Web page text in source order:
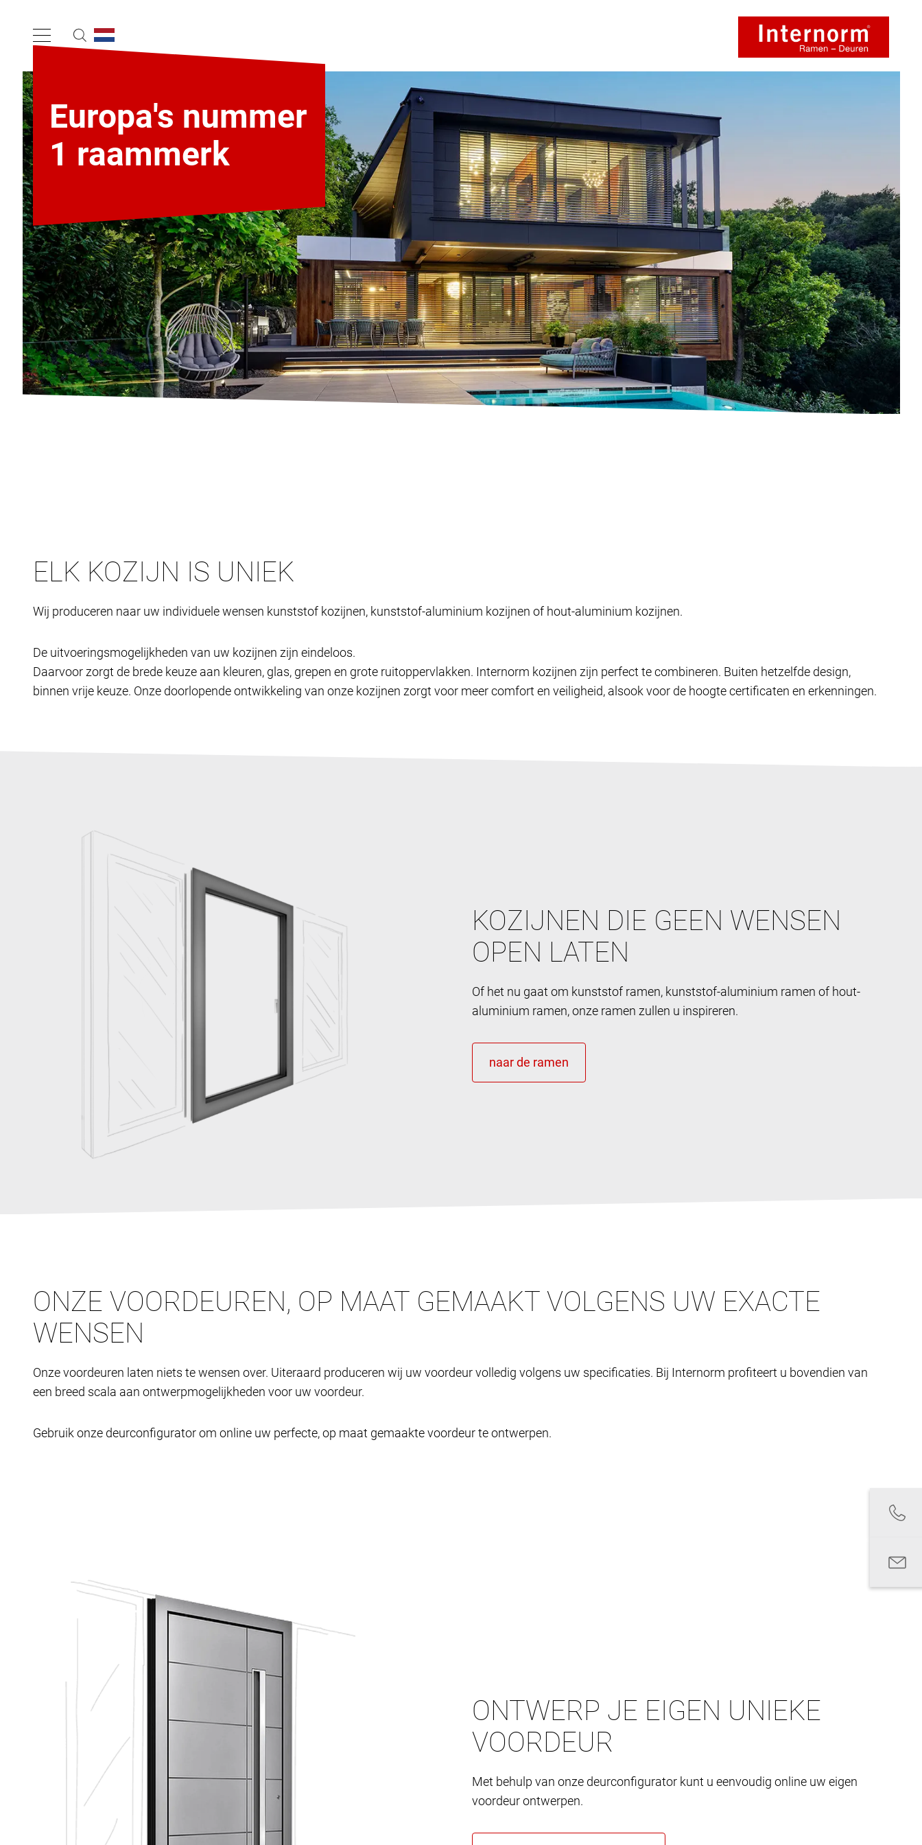
Europa's nummer
1 raammerk
ELK KOZIJN IS UNIEK
Wij produceren naar uw individuele wensen kunststof kozijnen, kunststof-aluminium kozijnen of hout-aluminium kozijnen.
De uitvoeringsmogelijkheden van uw kozijnen zijn eindeloos.
Daarvoor zorgt de brede keuze aan kleuren, glas, grepen en grote ruitoppervlakken. Internorm kozijnen zijn perfect te combineren. Buiten hetzelfde design,
binnen vrije keuze. Onze doorlopende ontwikkeling van onze kozijnen zorgt voor meer comfort en veiligheid, alsook voor de hoogte certificaten en erkenningen.
KOZIJNEN DIE GEEN WENSEN
OPEN LATEN
Of het nu gaat om kunststof ramen, kunststof-aluminium ramen of hout-
aluminium ramen, onze ramen zullen u inspireren.
ONZE VOORDEUREN, OP MAAT GEMAAKT VOLGENS UW EXACTE
WENSEN
Onze voordeuren laten niets te wensen over. Uiteraard produceren wij uw voordeur volledig volgens uw specificaties. Bij Internorm profiteert u bovendien van
een breed scala aan ontwerpmogelijkheden voor uw voordeur.
Gebruik onze deurconfigurator om online uw perfecte, op maat gemaakte voordeur te ontwerpen.
ONTWERP JE EIGEN UNIEKE
VOORDEUR
Met behulp van onze deurconfigurator kunt u eenvoudig online uw eigen
voordeur ontwerpen.